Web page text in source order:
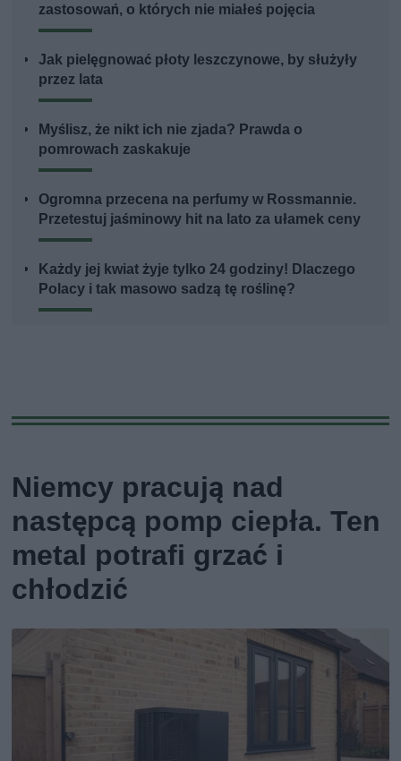
zastosowań, o których nie miałeś pojęcia
Jak pielęgnować płoty leszczynowe, by służyły
przez lata
Myślisz, że nikt ich nie zjada? Prawda o
pomrowach zaskakuje
Ogromna przecena na perfumy w Rossmannie.
Przetestuj jaśminowy hit na lato za ułamek ceny
Każdy jej kwiat żyje tylko 24 godziny! Dlaczego
Polacy i tak masowo sadzą tę roślinę?
Niemcy pracują nad
następcą pomp ciepła. Ten
metal potrafi grzać i
chłodzić